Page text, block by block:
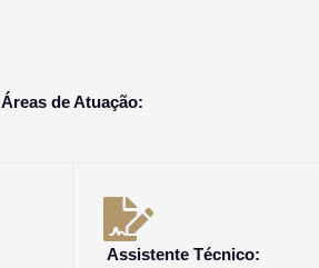
Áreas de Atuação:
Assistente Técnico: